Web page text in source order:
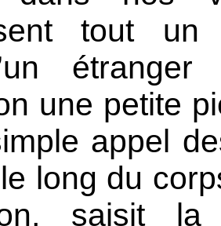
tout
une petite
appel
long du
saisit